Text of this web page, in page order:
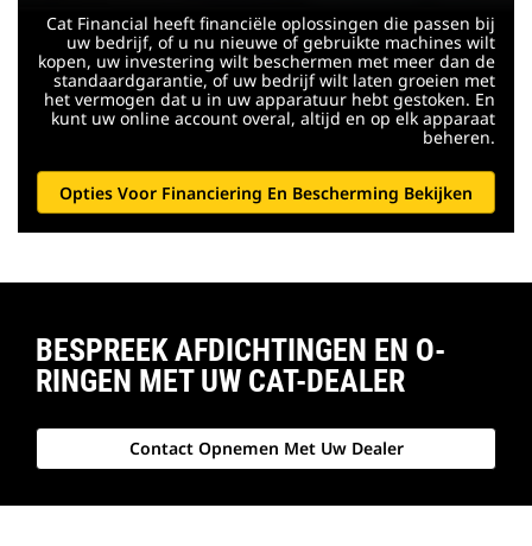
Cat Financial heeft financiële oplossingen die passen bij
uw bedrijf, of u nu nieuwe of gebruikte machines wilt
kopen, uw investering wilt beschermen met meer dan de
standaardgarantie, of uw bedrijf wilt laten groeien met
het vermogen dat u in uw apparatuur hebt gestoken. En
kunt uw online account overal, altijd en op elk apparaat
beheren.
Opties Voor Financiering En Bescherming Bekijken
BESPREEK AFDICHTINGEN EN O-
RINGEN MET UW CAT-DEALER
Contact Opnemen Met Uw Dealer